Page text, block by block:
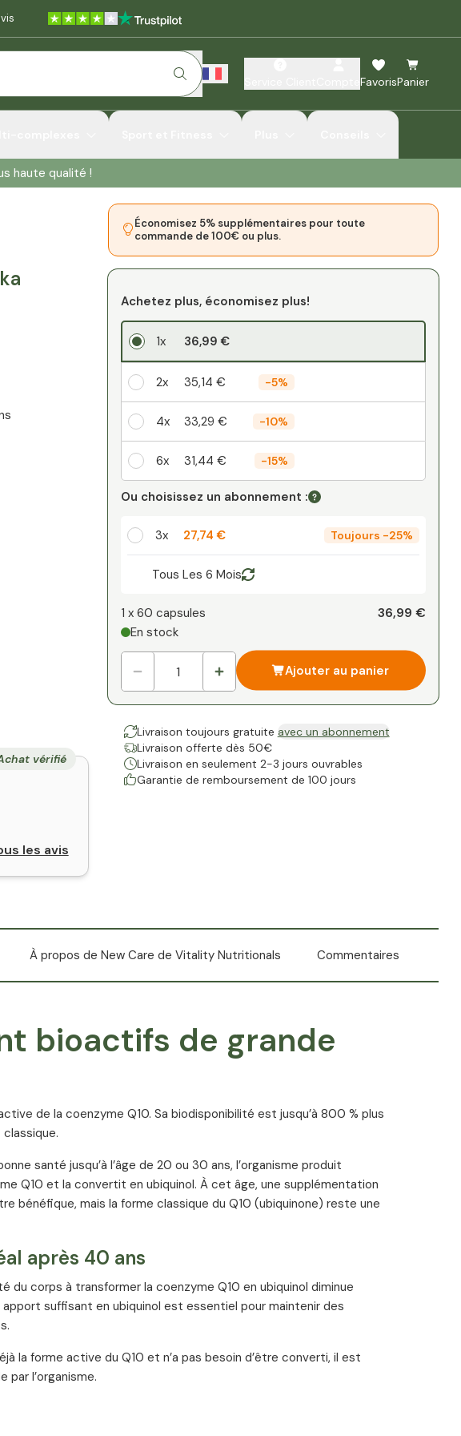
FavorisPanier
haute qualité !
Économisez 5% supplémentaires pour toute
commande de 100€ ou plus.
Achetez plus, économisez plus!
1x 36,99 €
2x 35,14 € -5%
4x 33,29 € -10%
6x 31,44 € -15%
Votre remise personnelle
-%
Ou choisissez un abonnement :
3x 27,74 € Toujours -25%
Tous Les 6 Mois
1 x 60 capsules
En stock
36,99 €
Ajouter au panier
Livraison toujours gratuite avec un abonnement
Livraison offerte dès 50€
Livraison en seulement 2-3 jours ouvrables
Garantie de remboursement de 100 jours
vérifié
les avis
À propos de New Care de Vitality Nutritionals Commentaires
bioactifs de grande
de la coenzyme Q10. Sa biodisponibilité est jusqu’à 800 % plus
santé jusqu’à l’âge de 20 ou 30 ans, l’organisme produit
Q10 et la convertit en ubiquinol. À cet âge, une supplémentation
bénéfique, mais la forme classique du Q10 (ubiquinone) reste une
après 40 ans
du corps à transformer la coenzyme Q10 en ubiquinol diminue
suffisant en ubiquinol est essentiel pour maintenir des
la forme active du Q10 et n’a pas besoin d’être converti, il est
par l’organisme.